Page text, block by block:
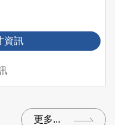
資訊
更多...